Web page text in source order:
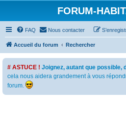
FORUM-
FAQ Nous contacter
Accueil du forum Rechercher
# ASTUCE ! Joignez, autant que possible,
cela nous aidera grandement à vous
forum.